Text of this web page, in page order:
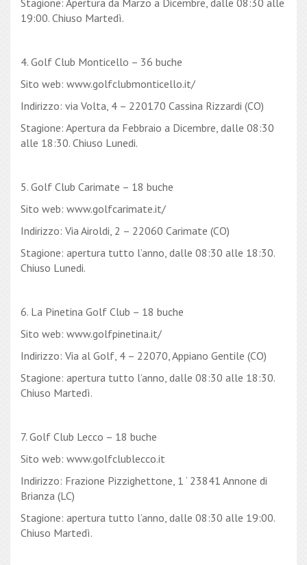
19:00. Chiuso Martedì.
4. Golf Club Monticello – 36 buche
Sito web: www.golfclubmonticello.it/
Indirizzo: via Volta, 4 – 220170 Cassina Rizzardi (CO)
Stagione: Apertura da Febbraio a Dicembre, dalle 08:30
alle 18:30. Chiuso Lunedi.
5. Golf Club Carimate – 18 buche
Sito web: www.golfcarimate.it/
Indirizzo: Via Airoldi, 2 – 22060 Carimate (CO)
Stagione: apertura tutto l’anno, dalle 08:30 alle 18:30.
Chiuso Lunedi.
6. La Pinetina Golf Club – 18 buche
Sito web: www.golfpinetina.it/
Indirizzo: Via al Golf, 4 – 22070, Appiano Gentile (CO)
Stagione: apertura tutto l’anno, dalle 08:30 alle 18:30.
Chiuso Martedì.
7. Golf Club Lecco – 18 buche
Sito web: www.golfclublecco.it
Indirizzo: Frazione Pizzighettone, 1 ‘ 23841 Annone di
Brianza (LC)
Stagione: apertura tutto l’anno, dalle 08:30 alle 19:00.
Chiuso Martedì.